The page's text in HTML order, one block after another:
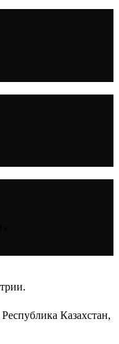
Казахстан,